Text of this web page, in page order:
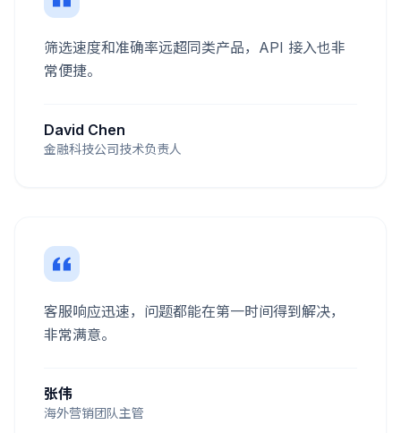
筛选速度和准确率远超同类产品，API 接入也非
常便捷。
David Chen
金融科技公司技术负责人
客服响应迅速，问题都能在第一时间得到解决，
非常满意。
张伟
海外营销团队主管